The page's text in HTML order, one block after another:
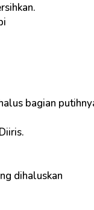
bagian
dihaluskan